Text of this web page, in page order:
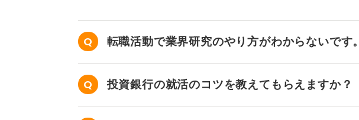
転職活動で業界研究のやり方がわからないです。
投資銀行の就活のコツを教えてもらえますか？